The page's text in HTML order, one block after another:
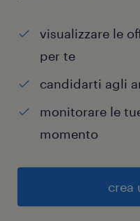
visualizzare le
per te
candidarti agli
monitorare le
momento
crea